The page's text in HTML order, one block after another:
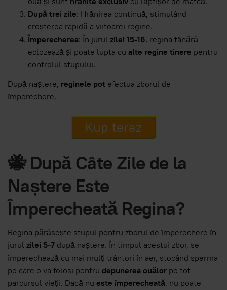
După trei zile: Hrănirea continuă, stimulând
creșterea rapidă a viitoarei regine.
Împerecherea: În jurul zilei 15-16, regina tânără
eclozează și poate lupta cu alte regine tinere pentru
controlul stupului.
După naștere, reginele pot efectua zborul de
împerechere.
Kup teraz
🐝 După Câte Zile de la
Naștere Este
Împerecheată Regina?
Regina părăsește stupul pentru zborul de împerechere în
jurul zilei 5-7 după naștere. În timpul acestui zbor, se
împerechează cu mai mulți trântori în aer, stocând sperma
pe care o va folosi pentru depunerea ouălor pe tot
parcursul vieții. Dacă nu este împerecheată, nu poate